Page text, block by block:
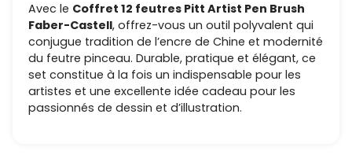
Avec le Coffret 12 feutres Pitt Artist Pen Brush
Faber-Castell, offrez-vous un outil polyvalent qui
conjugue tradition de l’encre de Chine et modernité
du feutre pinceau. Durable, pratique et élégant, ce
set constitue à la fois un indispensable pour les
artistes et une excellente idée cadeau pour les
passionnés de dessin et d’illustration.